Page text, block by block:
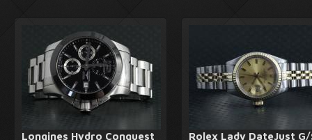
Longines Hydro Conquest
Rolex Lady DateJust G/